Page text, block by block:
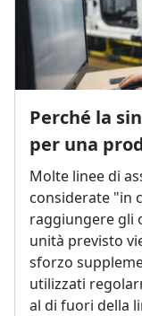
Perché la
per una
Molte linee di
considerate "in
raggiungere gli
unità previsto
sforzo
utilizzati
al di fuori della